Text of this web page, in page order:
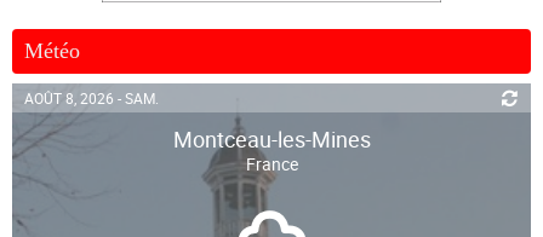
Météo
AOÛT 8, 2026 - SAM.
Montceau-les-Mines
France